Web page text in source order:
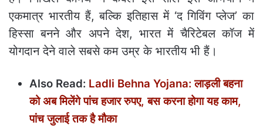
एकमात्र भारतीय हैं, बल्कि इतिहास में ‘द गिविंग प्लेज’ का
हिस्सा बनने और अपने देश, भारत में चैरिटेबल कॉज में
योगदान देने वाले सबसे कम उम्र के भारतीय भी हैं।
Also Read: Ladli Behna Yojana: लाड़ली बहना
को अब मिलेंगे पांच हजार रुपए, बस करना होगा यह काम,
पांच जुलाई तक है मौका